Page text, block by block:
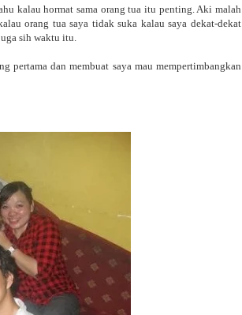
kalau hormat sama orang tua itu penting. Aki malah
orang tua saya tidak suka kalau saya dekat-dekat
sih waktu itu.
dan membuat saya mau mempertimbangkan